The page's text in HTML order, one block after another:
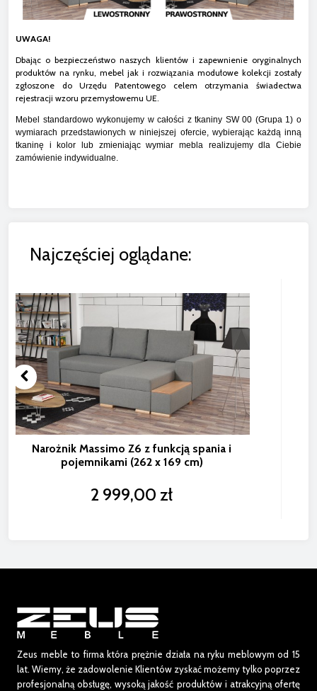
UWAGA!
Dbając o bezpieczeństwo naszych klientów i zapewnienie oryginalnych
produktów na rynku, mebel jak i rozwiązania modułowe kolekcji zostały
zgłoszone do Urzędu Patentowego celem otrzymania świadectwa
rejestracji wzoru przemysłowemu UE.
Mebel standardowo wykonujemy w całości z tkaniny SW 00 (Grupa 1) o
wymiarach przedstawionych w niniejszej ofercie, wybierając każdą inną
tkaninę i kolor lub zmieniając wymiar mebla realizujemy dla Ciebie
zamówienie indywidualne.
Najczęściej oglądane:
Narożnik Massimo Z6 z funkcją spania i
pojemnikami (262 x 169 cm)
2 999,00 zł
Zeus meble to firma która prężnie działa na ryku meblowym od 15
lat. Wiemy, że zadowolenie Klientów zyskać możemy tylko poprzez
profesjonalną obsługę, wysoką jakość produktów i atrakcyjną ofertę